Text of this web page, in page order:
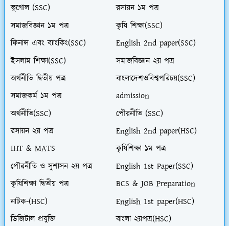
ভূগোল (SSC)
রসায়ন ১ম পত্র
সমাজবিজ্ঞান ১ম পত্র
কৃষি শিক্ষা(SSC)
ফিনান্স এবং ব্যাংকিং(SSC)
English 2nd paper(SSC)
ইসলাম শিক্ষা(SSC)
সমাজবিজ্ঞান ২য় পত্র
অর্থনীতি দ্বিতীয় পত্র
বাংলাদেশওবিশ্বপরিচয়(SSC)
সমাজকর্ম ১ম পত্র
admission
অর্থনীতি(SSC)
পৌরনীতি (SSC)
রসায়ন ২য় পত্র
English 2nd paper(HSC)
IHT & MATS
কৃষিশিক্ষা ১ম পত্র
পৌরনীতি ও সুশাসন ২য় পত্র
English 1st Paper(SSC)
কৃষিশিক্ষা দ্বিতীয় পত্র
BCS & JOB Preparation
নাটক-(HSC)
English 1st paper(HSC)
ডিজিটাল প্রযুক্তি
বাংলা ২য়পত্র(HSC)